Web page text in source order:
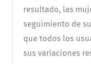
resultado, las
seguimiento de
que todos los
sus variaciones